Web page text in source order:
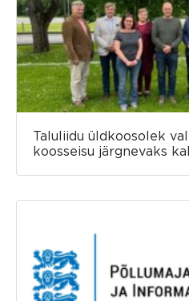
Taluliidu üldkoosolek
koosseisu järgnevaks